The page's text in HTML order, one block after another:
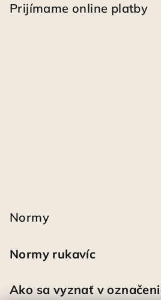
Prijímame online platby
Normy
Normy rukavíc
Ako sa vyznať v